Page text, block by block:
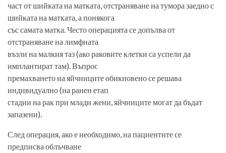
част от шийката на матката, отстраняване на тумора заедно с
шийката на матката, а понякога
със самата матка. Често операцията се допълва от
отстраняване на лимфната
възли на малкия таз (ако раковите клетки са успели да
имплантират там). Въпрос
премахването на яйчниците обикновено се решава
индивидуално (на ранен етап
стадии на рак при млади жени, яйчниците могат да бъдат
запазени).
След операция, ако е необходимо, на пациентите се
предписва облъчване